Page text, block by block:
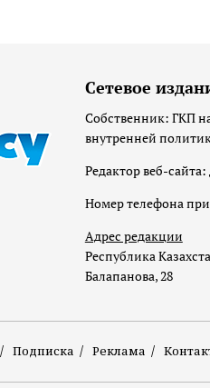
Сетевое
Собственник: ГКП
внутренней
Редактор веб-
Номер телефона
Адрес редакции
Республика
Балапанова, 28
Подписка Реклама